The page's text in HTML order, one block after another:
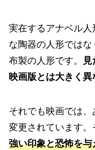
実在するアナベル人
な陶器の人形ではな
布製の人形です。
映画版とは大きく異
それでも映画では
変更されています。
強い印象と恐怖を